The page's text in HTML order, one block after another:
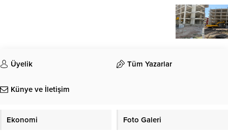
Üyelik Tüm Yazarlar
Künye ve İletişim
Ekonomi Foto Galeri